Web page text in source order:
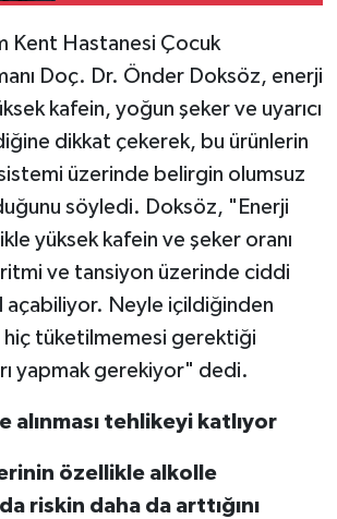
Kent Hastanesi Çocuk
Doç. Dr. Önder Doksöz, enerji
kafein, yoğun şeker ve uyarıcı
dikkat çekerek, bu ürünlerin
üzerinde belirgin olumsuz
söyledi. Doksöz, "Enerji
yüksek kafein ve şeker oranı
ve tansiyon üzerinde ciddi
açabiliyor. Neyle içildiğinden
hiç tüketilmemesi gerektiği
yapmak gerekiyor" dedi.
tehlikeyi katlıyor
özellikle alkolle
riskin daha da arttığını